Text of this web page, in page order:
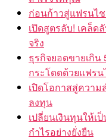
ก่อนก้าวสู่แฟรนไ
เปิดสูตรลับ! เคล็ด
จริง
ธุรกิจยอดขายเกิน
กระโดดด้วยแฟร
เปิดโอกาสสู่ควา
ลงทุน
เปลี่ยนเงินทุนให้เ
กำไรอย่างยั่งยืน